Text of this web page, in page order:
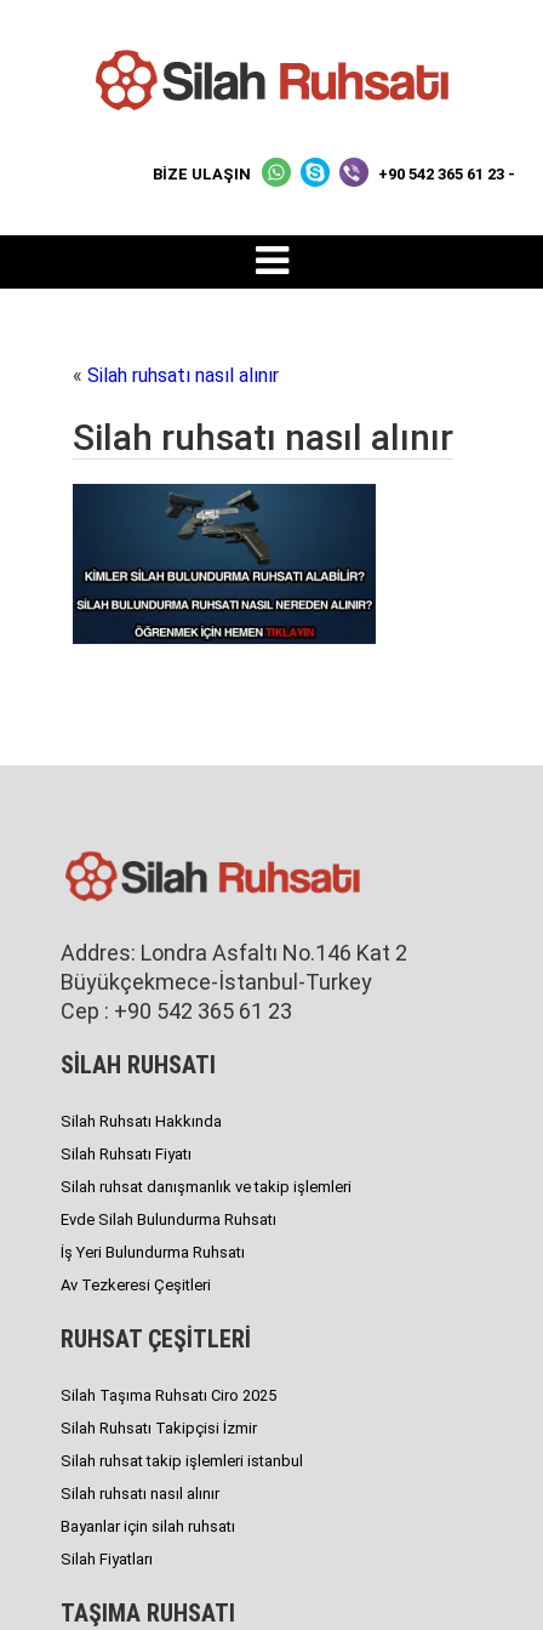
BİZE ULAŞIN +90 542 365 61 23 -
« Silah ruhsatı nasıl alınır
Silah ruhsatı nasıl alınır
Addres: Londra Asfaltı No.146 Kat 2
Büyükçekmece-İstanbul-Turkey
Cep : +90 542 365 61 23
SİLAH RUHSATI
Silah Ruhsatı Hakkında
Silah Ruhsatı Fiyatı
Silah ruhsat danışmanlık ve takip işlemleri
Evde Silah Bulundurma Ruhsatı
İş Yeri Bulundurma Ruhsatı
Av Tezkeresi Çeşitleri
RUHSAT ÇEŞİTLERİ
Silah Taşıma Ruhsatı Ciro 2025
Silah Ruhsatı Takipçisi İzmir
Silah ruhsat takip işlemleri istanbul
Silah ruhsatı nasıl alınır
Bayanlar için silah ruhsatı
Silah Fiyatları
TAŞIMA RUHSATI